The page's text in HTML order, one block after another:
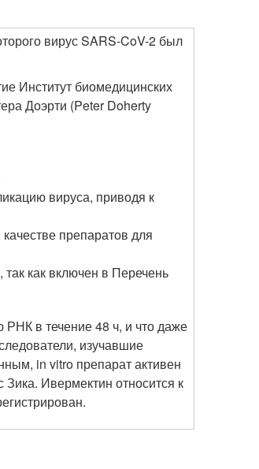
вирус SARS-CoV-2 был
Институт биомедицинских
Доэрти (Peter Doherty
вируса, приводя к
препаратов для
как включен в Перечень
РНК в течение 48 ч, и что даже
изучавшие
in vitro препарат активен
Зика. Ивермектин относится к